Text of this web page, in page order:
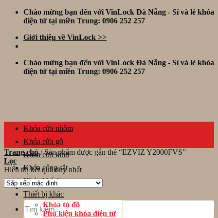
Skip
Chào mừng bạn đến với VinLock Đà Nẵng - Sỉ và lẻ khóa
điện tử tại miền Trung: 0906 252 257
Giới thiệu về VinLock >>
Chào mừng bạn đến với VinLock Đà Nẵng - Sỉ và lẻ khóa
điện tử tại miền Trung: 0906 252 257
Tìm
kiếm:
Khóa cửa nhôm
Khóa cửa gỗ
Khóa cửa kính
Khóa cổng sắt
Khóa khách sạn
Thiết bị khác
Khóa tủ đồ
Phụ kiện khóa điện tử
Trang chủ /Sản phẩm được gắn thẻ “EZVIZ Y2000FVS”
Lọc
Hiển thị kết quả duy nhất